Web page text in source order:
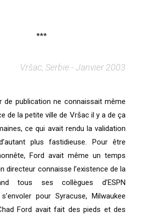
***
Vršac, Serbie - Janvier 2003
de publication ne connaissait même
de la petite ville de Vršac il y a de ça
ce qui avait rendu la validation
plus fastidieuse. Pour être
Ford avait même un temps
directeur connaisse l’existence de la
tous ses collègues d’ESPN
pour Syracuse, Milwaukee
Ford avait fait des pieds et des